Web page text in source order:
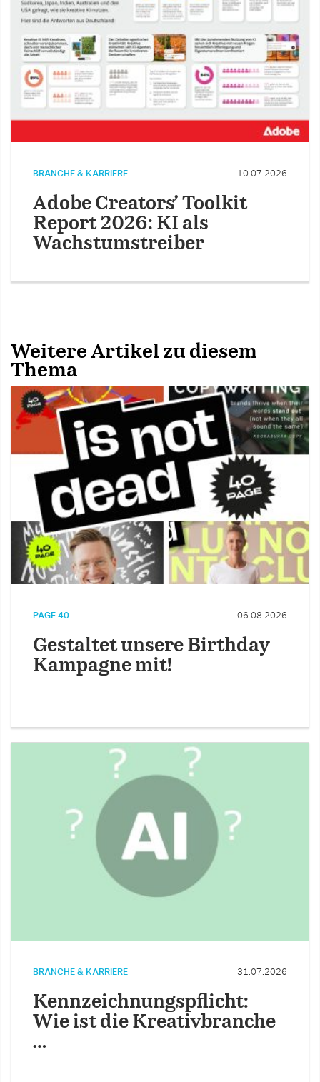
BRANCHE & KARRIERE 10.07.2026
Adobe Creators’ Toolkit
Report 2026: KI als
Wachstumstreiber
Weitere Artikel zu diesem
Thema
PAGE 40 06.08.2026
Gestaltet unsere Birthday
Kampagne mit!
BRANCHE & KARRIERE 31.07.2026
Kennzeichnungspflicht:
Wie ist die Kreativbranche
…